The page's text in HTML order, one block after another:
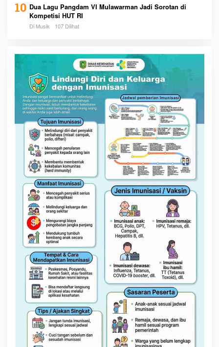
10 Dua Lagu Pangdam VI Mulawarman Jadi Sorotan di
Kompetisi HUT RI
Di Musik 107 Dilihat